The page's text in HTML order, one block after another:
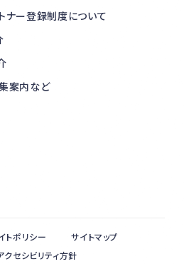
ナー登録制度について
案内など
トポリシー
サイトマップ
クセシビリティ方針